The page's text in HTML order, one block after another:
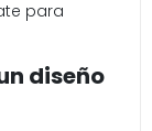
para
diseño